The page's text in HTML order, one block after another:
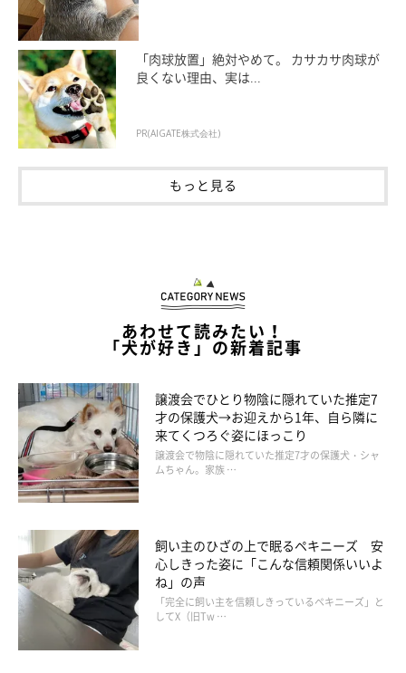
まいにちのいぬのきもちアプリ投稿写真より
大多数の飼い主さんから寄せられたのは、ゴハンやおやつなどの
食べ物がらみでウソをつくワンコがいるとのエピソード。
・「拾い食いをして口の中に何か入っているときに、あたかも入
っていないように見せようとしている感じがするときがある」
てました」
・「自分が食べたのに、さも猫たちが食べたかのように知らんぷ
りします。私と目線を合わそうとしないのですぐバレますね」
・「物音がしたので部屋を覗くと、何か食べていたような形跡
が。でも、犬は何もしていなかったかのように座ってこちらを見
ている」
「肉球放置」絶対やめて。 カサカサ肉球が
良くない理由、実は...
PR(AIGATE株式会社)
もっと見る
あわせて読みたい！
「犬が好き」の新着記事
譲渡会でひとり物陰に隠れていた推定7
才の保護犬→お迎えから1年、自ら隣に
来てくつろぐ姿にほっこり
譲渡会で物陰に隠れていた推定7才の保護犬・シャ
ムちゃん。家族 …
飼い主のひざの上で眠るペキニーズ 安
心しきった姿に「こんな信頼関係いいよ
ね」の声
「完全に飼い主を信頼しきっているペキニーズ」と
してX（旧Tw …